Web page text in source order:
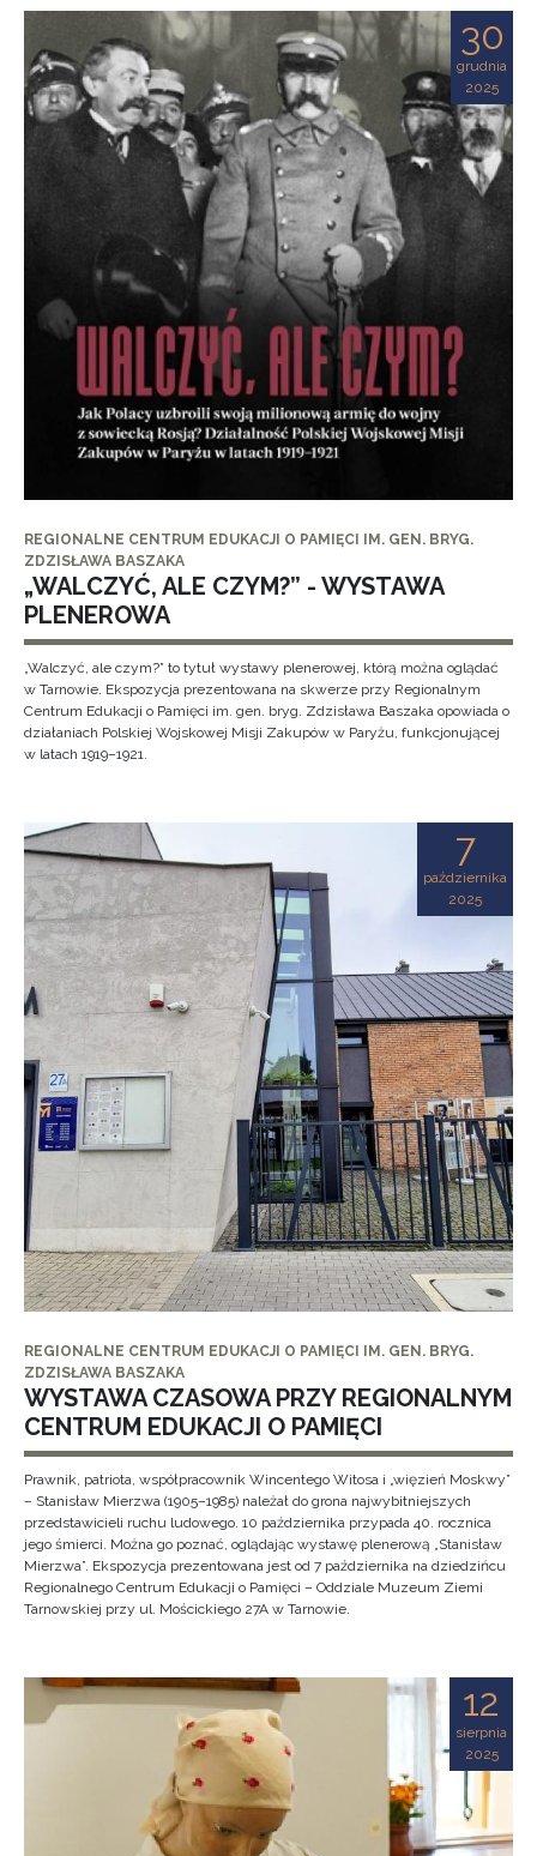
30
grudnia
2025
REGIONALNE CENTRUM EDUKACJI O PAMIĘCI IM. GEN. BRYG.
ZDZISŁAWA BASZAKA
„WALCZYĆ, ALE CZYM?” - WYSTAWA
PLENEROWA
„Walczyć, ale czym?” to tytuł wystawy plenerowej, którą można oglądać
w Tarnowie. Ekspozycja prezentowana na skwerze przy Regionalnym
Centrum Edukacji o Pamięci im. gen. bryg. Zdzisława Baszaka opowiada o
działaniach Polskiej Wojskowej Misji Zakupów w Paryżu, funkcjonującej
w latach 1919–1921.
7
października
2025
REGIONALNE CENTRUM EDUKACJI O PAMIĘCI IM. GEN. BRYG.
ZDZISŁAWA BASZAKA
WYSTAWA CZASOWA PRZY REGIONALNYM
CENTRUM EDUKACJI O PAMIĘCI
Prawnik, patriota, współpracownik Wincentego Witosa i „więzień Moskwy”
– Stanisław Mierzwa (1905–1985) należał do grona najwybitniejszych
przedstawicieli ruchu ludowego. 10 października przypada 40. rocznica
jego śmierci. Można go poznać, oglądając wystawę plenerową „Stanisław
Mierzwa”. Ekspozycja prezentowana jest od 7 października na dziedzińcu
Regionalnego Centrum Edukacji o Pamięci – Oddziale Muzeum Ziemi
Tarnowskiej przy ul. Mościckiego 27A w Tarnowie.
12
sierpnia
2025